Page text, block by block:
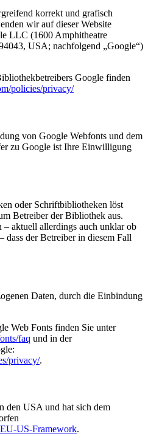
korrekt und grafisch
wir auf dieser Website
LLC (1600 Amphitheatre
USA; nachfolgend „Google“)
Google finden
policies/privacy/
von Google Webfonts und dem
zu Google ist Ihre Einwilligung
oder Schriftbibliotheken löst
Betreiber der Bibliothek aus.
– aktuell allerdings auch unklar ob
der Betreiber in diesem Fall
Daten, durch die Einbindung
Web Fonts finden Sie unter
faq und in der
privacy/.
den USA und hat sich dem
US-Framework.